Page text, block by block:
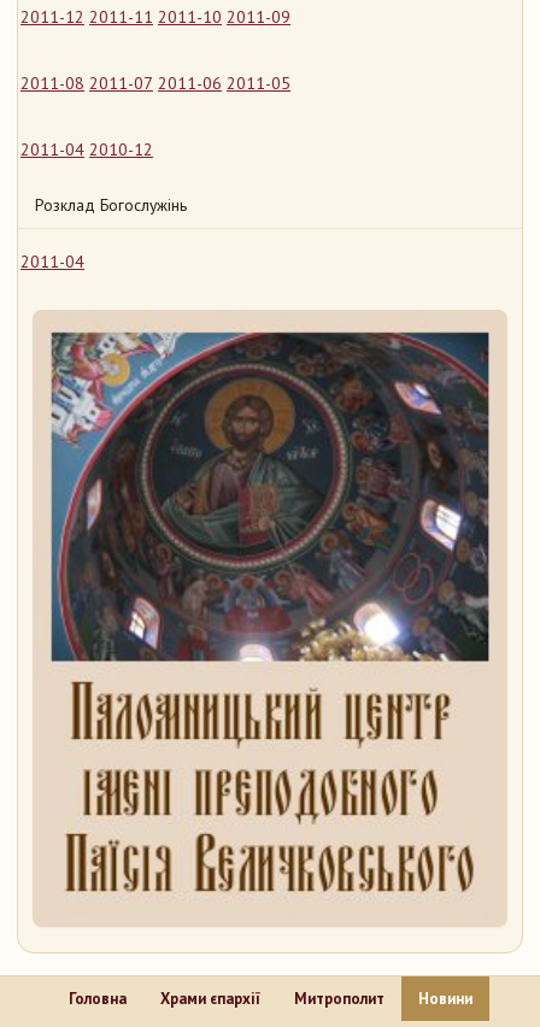
2011-12 2011-11 2011-10 2011-09
2011-08 2011-07 2011-06 2011-05
2011-04 2010-12
Розклад Богослужінь
2011-04
Головна Храми єпархії Митрополит Новини